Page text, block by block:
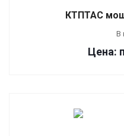
КТПТАС
В
Цена: